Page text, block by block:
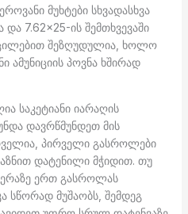
მუხტები სხვადასხვა
და 7.62×25-ის შემთხვევაში
შეზღუდულია, ხოლო
ამუნიციის პოვნა ხშირად
საკეტიანი იარაღის
დავრწმუნდეთ მის
პირველი გასროლები
დატენილი მჭიდით. თუ
ერთ გასროლას
სწორად მუშაობს, შემდეგ